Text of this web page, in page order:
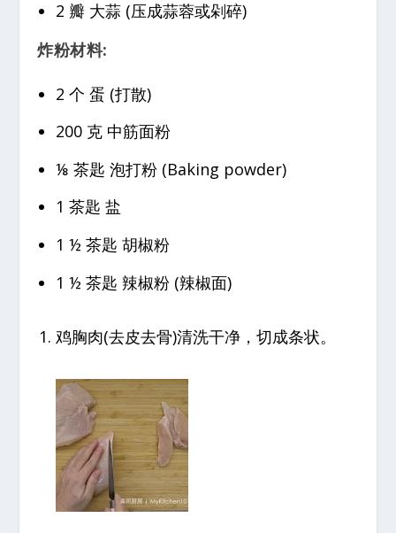
2 瓣 大蒜 (压成蒜蓉或剁碎)
炸粉材料:
2 个 蛋 (打散)
200 克 中筋面粉
⅛ 茶匙 泡打粉 (Baking powder)
1 茶匙 盐
1 ½ 茶匙 胡椒粉
1 ½ 茶匙 辣椒粉 (辣椒面)
鸡胸肉(去皮去骨)清洗干净，切成条状。